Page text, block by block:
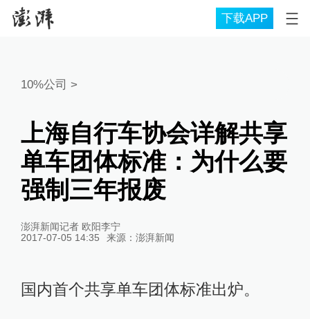
下载APP
10%公司 >
上海自行车协会详解共享
单车团体标准：为什么要
强制三年报废
澎湃新闻记者 欧阳李宁
2017-07-05 14:35
来源： 澎湃新闻
国内首个共享单车团体标准出炉。